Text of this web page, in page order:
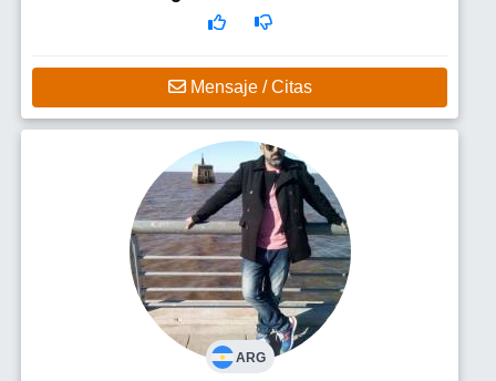
Mensaje / Citas
ARG